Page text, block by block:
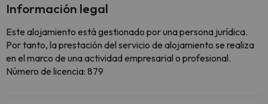
Información legal
Este alojamiento está gestionado por una persona jurídica.
Por tanto, la prestación del servicio de alojamiento se realiza
en el marco de una actividad empresarial o profesional.
Número de licencia: 879